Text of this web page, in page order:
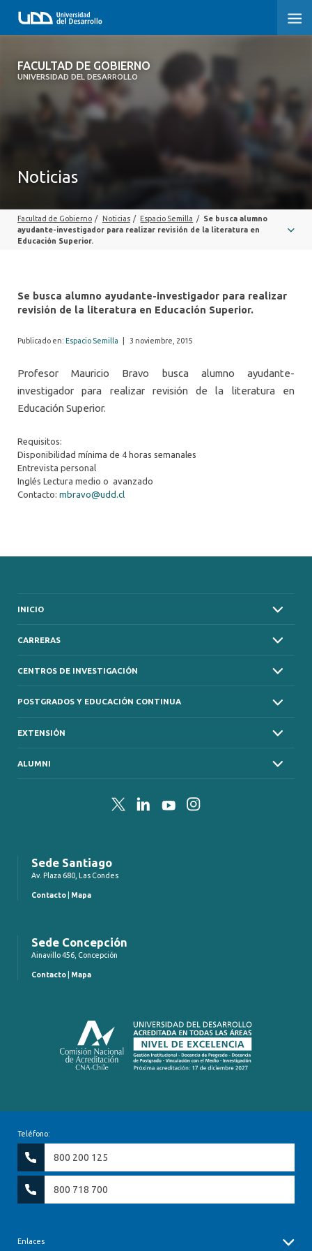
FACULTAD DE GOBIERNO
UNIVERSIDAD DEL DESARROLLO
FACULTAD DE GOBIERNO
EXTENSIÓN
Noticias
Facultad de Gobierno / Noticias / Espacio Semilla /
Se busca alumno
ayudante-investigador para realizar revisión de la literatura en
Educación Superior.
Se busca alumno ayudante-investigador para realizar
revisión de la literatura en Educación Superior.
Publicado en: Espacio Semilla 3 noviembre, 2015
Profesor Mauricio Bravo busca alumno ayudante-
investigador para realizar revisión de la literatura en
Educación Superior.
Requisitos:
Disponibilidad mínima de 4 horas semanales
Entrevista personal
Inglés Lectura medio o avanzado
Contacto: mbravo@udd.cl
INICIO
CARRERAS
CENTROS DE INVESTIGACIÓN
POSTGRADOS Y EDUCACIÓN CONTINUA
EXTENSIÓN
ALUMNI
TwitterLinkedInYouTubeInstagram
Sede Santiago
Av. Plaza 680, Las Condes
Contacto Mapa
Sede Concepción
Ainavillo 456, Concepción
Contacto Mapa
Teléfono:
800 200 125
800 718 700
Enlaces